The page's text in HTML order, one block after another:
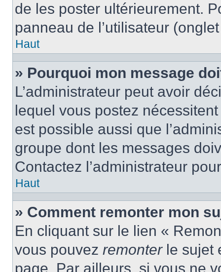
de les poster ultérieurement.
panneau de l’utilisateur
Haut
» Pourquoi mon message
L’administrateur peut avoir
lequel vous postez
est possible aussi que
groupe dont les messages
Contactez l’administrateur
Haut
» Comment remonter mon
En cliquant sur le lien «
vous pouvez remonterle sujet
page. Par ailleurs, si vous ne